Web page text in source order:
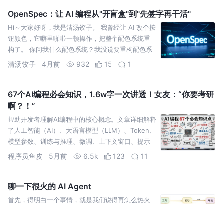
OpenSpec：让 AI 编程从"开盲盒"到"先签字再干活"
Hi～大家好呀，我是清汤饺子。 我曾经让 AI 改个按
钮颜色，它噼里啪啦一顿操作，把整个配色系统重
构了。 你问我什么配色系统？我没说要重构配色系
统啊。 AI：但重构之后更好看啊。 ……行吧。 这个
清汤饺子 4月前 932 15 1
67个AI编程必会知识，1.6w字一次讲透！女友：“你要考研
啊？！”
帮助开发者理解AI编程中的核心概念。文章详细解释
了人工智能（AI）、大语言模型（LLM）、Token、
模型参数、训练与推理、微调、上下文窗口、提示
词（Prompt）、MCP、Agent Skills等
程序员鱼皮 5月前 6.5k 123 11
聊一下很火的 AI Agent
首先，得明白一个事情，就是我们说得再怎么热火